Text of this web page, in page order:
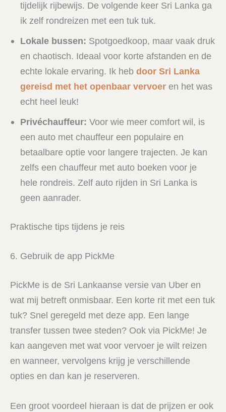
tijdelijk rijbewijs. De volgende keer Sri Lanka ga
ik zelf rondreizen met een tuk tuk.
Lokale bussen: Spotgoedkoop, maar vaak druk
en chaotisch. Ideaal voor korte afstanden en de
echte lokale ervaring. Ik heb door Sri Lanka
gereisd met het openbaar vervoer en het was
echt heel leuk!
Privéchauffeur: Voor wie meer comfort wil, is
een auto met chauffeur een populaire en
betaalbare optie voor langere trajecten. Je kan
zelfs een chauffeur met auto boeken voor je
hele rondreis. Zelf auto rijden in Sri Lanka is
geen aanrader.
Praktische tips tijdens je reis
6. Gebruik de app PickMe
PickMe is de Sri Lankaanse versie van Uber en
wat mij betreft onmisbaar. Een korte rit met een tuk
tuk? Snel geregeld met deze app. Een lange
transfer tussen twee steden? Ook via PickMe! Je
kan aangeven met wat voor vervoer je wilt reizen
en wanneer, vervolgens krijg je verschillende
opties en dan kan je reserveren.
Een groot voordeel hieraan is dat de prijzen er ook